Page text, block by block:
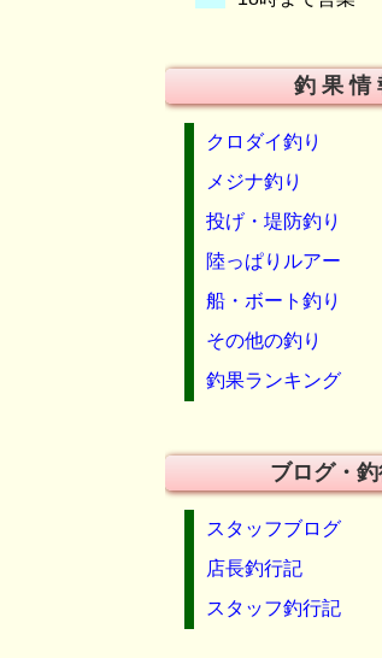
釣 果 情
クロダイ釣り
メジナ釣り
投げ・堤防釣り
陸っぱりルアー
船・ボート釣り
その他の釣り
釣果ランキング
ブログ・
スタッフブログ
店長釣行記
スタッフ釣行記